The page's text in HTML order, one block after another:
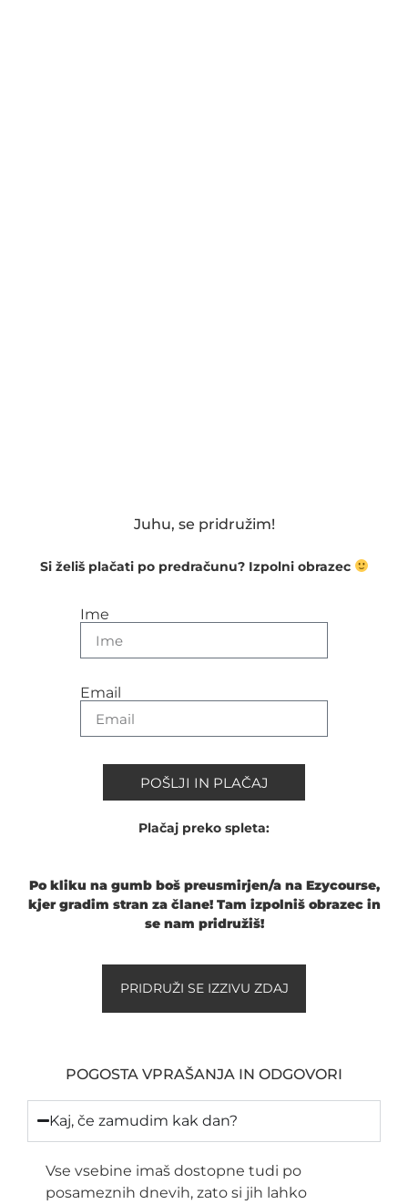
Juhu, se pridružim!
Si želiš plačati po predračunu? Izpolni obrazec
Ime
Email
POŠLJI IN PLAČAJ
Plačaj preko spleta:
Po kliku na gumb boš preusmirjen/a na Ezycourse,
kjer gradim stran za člane! Tam izpolniš obrazec in
se nam pridružiš!
PRIDRUŽI SE IZZIVU ZDAJ
POGOSTA VPRAŠANJA IN ODGOVORI
Kaj, če zamudim kak dan?
Vse vsebine imaš dostopne tudi po
posameznih dnevih, zato si jih lahko